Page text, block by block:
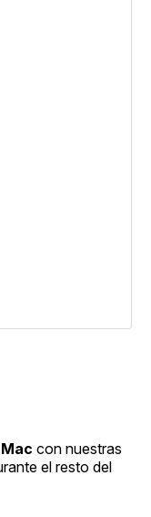
con nuestras
el resto del